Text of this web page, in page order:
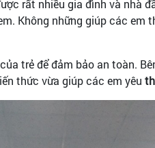
rất nhiều gia đình và nhà
Không những giúp các
trẻ để đảm bảo an toàn.
thức vừa giúp các em yêu